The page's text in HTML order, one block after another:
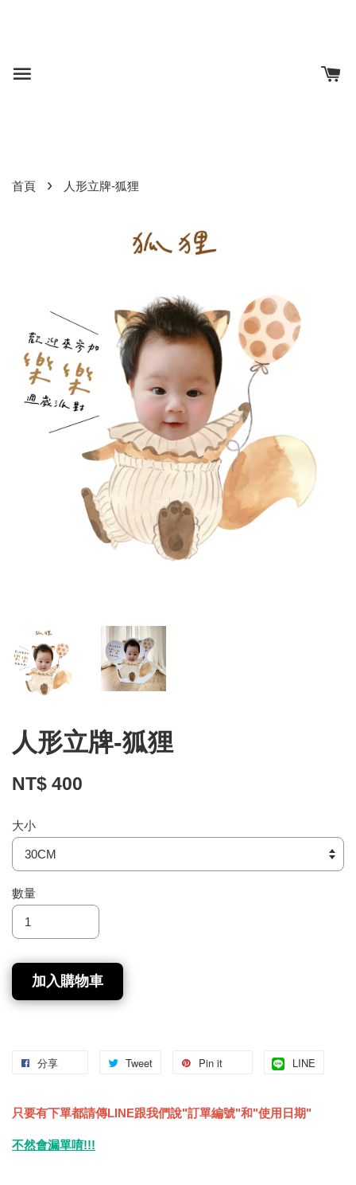
首頁 › 人形立牌-狐狸
人形立牌-狐狸
NT$ 400
大小
數量
加入購物車
分享 Tweet Pin it LINE
只要有下單都請傳LINE跟我們說"訂單編號"和"使用日期"
不然會漏單唷!!!